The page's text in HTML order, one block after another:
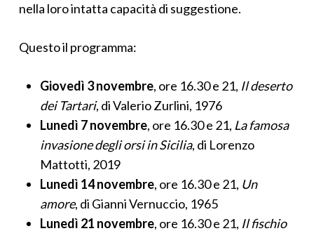
nella loro intatta capacità di suggestione.
Questo il programma:
Giovedì 3 novembre, ore 16.30 e 21, Il deserto
dei Tartari, di Valerio Zurlini, 1976
Lunedì 7 novembre, ore 16.30 e 21, La famosa
invasione degli orsi in Sicilia, di Lorenzo
Mattotti, 2019
Lunedì 14 novembre, ore 16.30 e 21, Un
amore, di Gianni Vernuccio, 1965
Lunedì 21 novembre, ore 16.30 e 21, Il fischio